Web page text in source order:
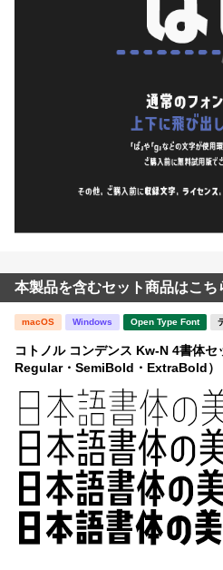
本製品を含むセット商品はこち
macOS Windows Open Type Font
コトノル コンデンス Kw-N 4書体
Regular・SemiBold・ExtraBold）